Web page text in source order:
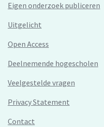
Eigen onderzoek publiceren
Uitgelicht
Open Access
Deelnemende hogescholen
Veelgestelde vragen
Privacy Statement
Contact